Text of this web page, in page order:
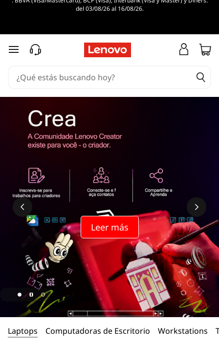
del 03/08/26 al 16/08/26.
Ir al contenido principal
Leer más
Laptops Computadoras de Escritorio Workstations